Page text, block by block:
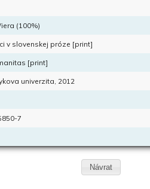
(100%)
v slovenskej próze [print]
[print]
univerzita, 2012
7